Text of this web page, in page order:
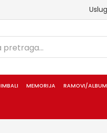
MEMORIJA RAMOVI/